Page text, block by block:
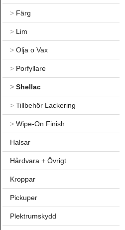
> Färg
> Lim
> Olja o Vax
> Porfyllare
> Shellac
> Tillbehör Lackering
> Wipe-On Finish
Halsar
Hårdvara + Övrigt
Kroppar
Pickuper
Plektrumskydd